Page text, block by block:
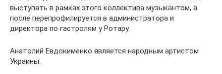
выступать в рамках этого коллектива музыкантом, а
после перепрофилируется в администратора и
директора по гастролям у Ротару.
Анатолий Евдокименко является народным артистом
Украины.